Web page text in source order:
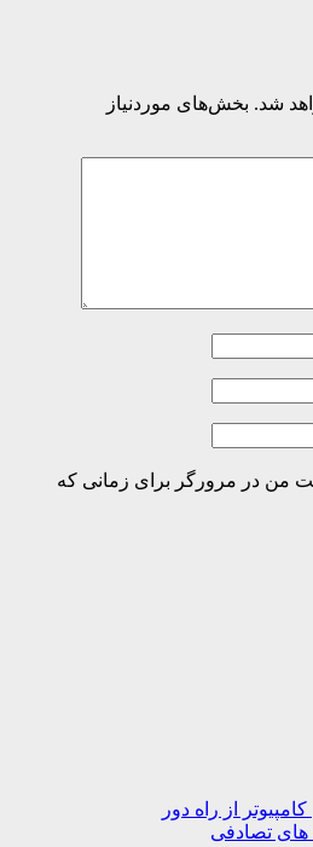
شد. بخش‌های موردنیاز
من در مرورگر برای زمانی که
از راه دور
های تصادفی